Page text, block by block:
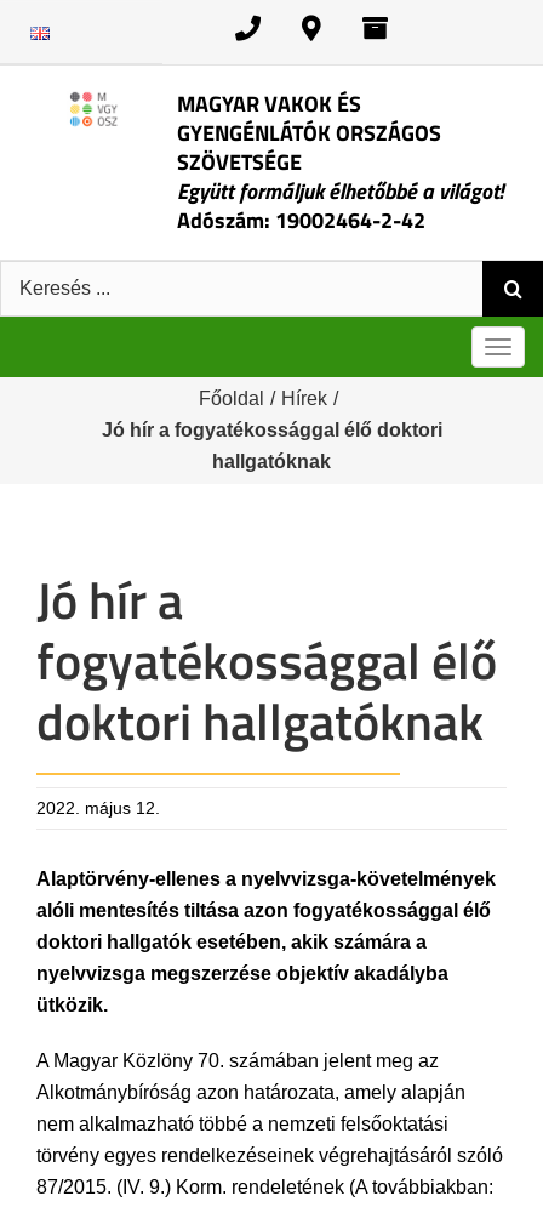
MAGYAR VAKOK ÉS
GYENGÉNLÁTÓK ORSZÁGOS
SZÖVETSÉGE
Együtt formáljuk élhetőbbé a világot!
Adószám: 19002464-2-42
Keresés:
Főoldal / Hírek /
Jó hír a fogyatékossággal élő doktori
hallgatóknak
Jó hír a
fogyatékossággal élő
doktori hallgatóknak
2022. május 12.
Alaptörvény-ellenes a nyelvvizsga-követelmények
alóli mentesítés tiltása azon fogyatékossággal élő
doktori hallgatók esetében, akik számára a
nyelvvizsga megszerzése objektív akadályba
ütközik.
A Magyar Közlöny 70. számában jelent meg az
Alkotmánybíróság azon határozata, amely alapján
nem alkalmazható többé a nemzeti felsőoktatási
törvény egyes rendelkezéseinek végrehajtásáról szóló
87/2015. (IV. 9.) Korm. rendeletének (A továbbiakban: